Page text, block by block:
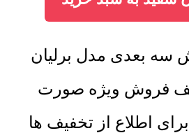
سه بعدی مدل برلیان
فروش ویژه صورت
اطلاع از تخفیف ها